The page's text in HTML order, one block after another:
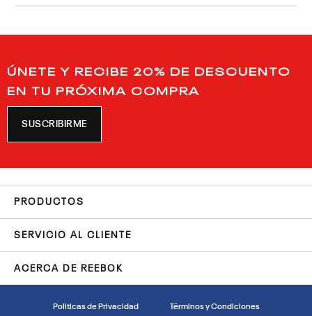
ÚNETE Y RECIBE 20% DE DESCUENTO
EN TU PRÓXIMA COMPRA
SUSCRIBIRME
PRODUCTOS
SERVICIO AL CLIENTE
ACERCA DE REEBOK
Politicas de Privacidad Términos y Condiciones